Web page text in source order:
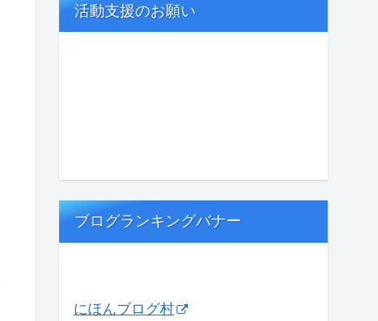
活動支援のお願い
ブログランキングバナー
にほんブログ村